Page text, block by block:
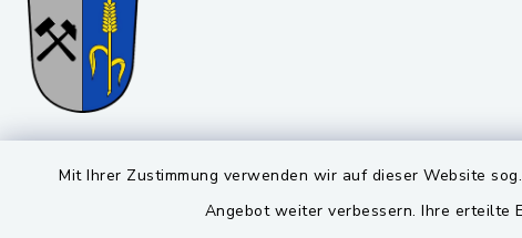
Mit Ihrer Zustimmung verwenden wir auf dieser Website
Angebot weiter verbessern. Ihre erteilte
Gemeinde Stulln
Montag bis